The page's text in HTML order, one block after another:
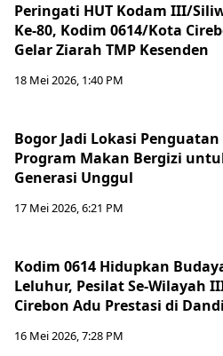
Peringati HUT Kodam III/
Ke-80, Kodim 0614/Kota
Gelar Ziarah TMP Kesenden
18 Mei 2026, 1:40 PM
Bogor Jadi Lokasi Penguatan
Program Makan Bergizi
Generasi Unggul
17 Mei 2026, 6:21 PM
Kodim 0614 Hidupkan
Leluhur, Pesilat Se-Wilayah
Cirebon Adu Prestasi di
16 Mei 2026, 7:28 PM